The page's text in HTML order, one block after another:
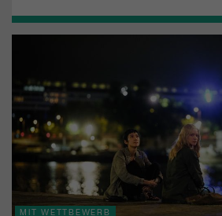
MIT WETTBEWERB